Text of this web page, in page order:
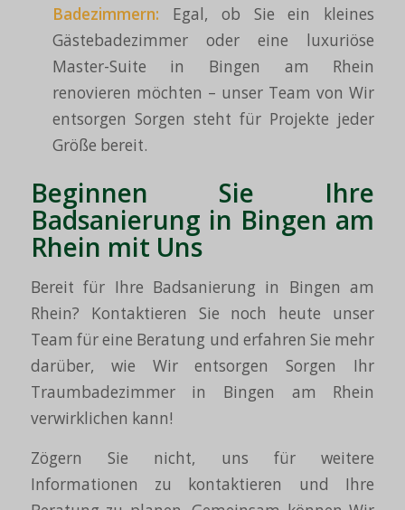
Badezimmern: Egal, ob Sie ein kleines
Gästebadezimmer oder eine luxuriöse
Master-Suite in Bingen am Rhein
renovieren möchten – unser Team von Wir
entsorgen Sorgen steht für Projekte jeder
Größe bereit.
Beginnen Sie Ihre
Badsanierung in Bingen am
Rhein mit Uns
Bereit für Ihre Badsanierung in Bingen am
Rhein? Kontaktieren Sie noch heute unser
Team für eine Beratung und erfahren Sie mehr
darüber, wie Wir entsorgen Sorgen Ihr
Traumbadezimmer in Bingen am Rhein
verwirklichen kann!
Zögern Sie nicht, uns für weitere
Informationen zu kontaktieren und Ihre